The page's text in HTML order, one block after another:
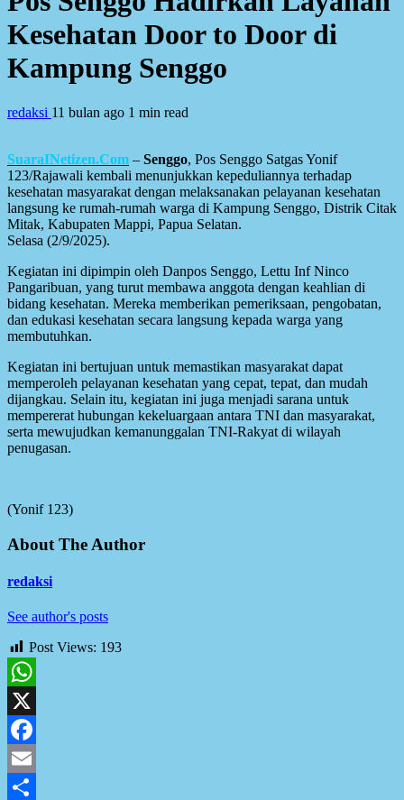
Kesehatan Door to Door di
Kampung Senggo
redaksi 11 bulan ago 1 min read
SuaraINetizen.Com – Senggo, Pos Senggo Satgas Yonif
123/Rajawali kembali menunjukkan kepeduliannya terhadap
kesehatan masyarakat dengan melaksanakan pelayanan kesehatan
langsung ke rumah-rumah warga di Kampung Senggo, Distrik Citak
Mitak, Kabupaten Mappi, Papua Selatan.
Selasa (2/9/2025).
Kegiatan ini dipimpin oleh Danpos Senggo, Lettu Inf Ninco
Pangaribuan, yang turut membawa anggota dengan keahlian di
bidang kesehatan. Mereka memberikan pemeriksaan, pengobatan,
dan edukasi kesehatan secara langsung kepada warga yang
membutuhkan.
Kegiatan ini bertujuan untuk memastikan masyarakat dapat
memperoleh pelayanan kesehatan yang cepat, tepat, dan mudah
dijangkau. Selain itu, kegiatan ini juga menjadi sarana untuk
mempererat hubungan kekeluargaan antara TNI dan masyarakat,
serta mewujudkan kemanunggalan TNI-Rakyat di wilayah
penugasan.
(Yonif 123)
About The Author
redaksi
See author's posts
Post Views: 193
WhatsApp
X
Facebook
Email